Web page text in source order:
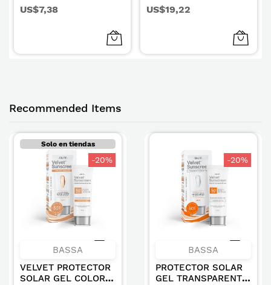
GRANDE
US$7,38
SUELTO Y RESIDUOS
US$19,22
Recommended Items
-20%
Solo en tiendas
BASSA
VELVET PROTECTOR
SOLAR GEL COLOR
-20%
BASSA
PROTECTOR SOLAR
GEL TRANSPARENTE